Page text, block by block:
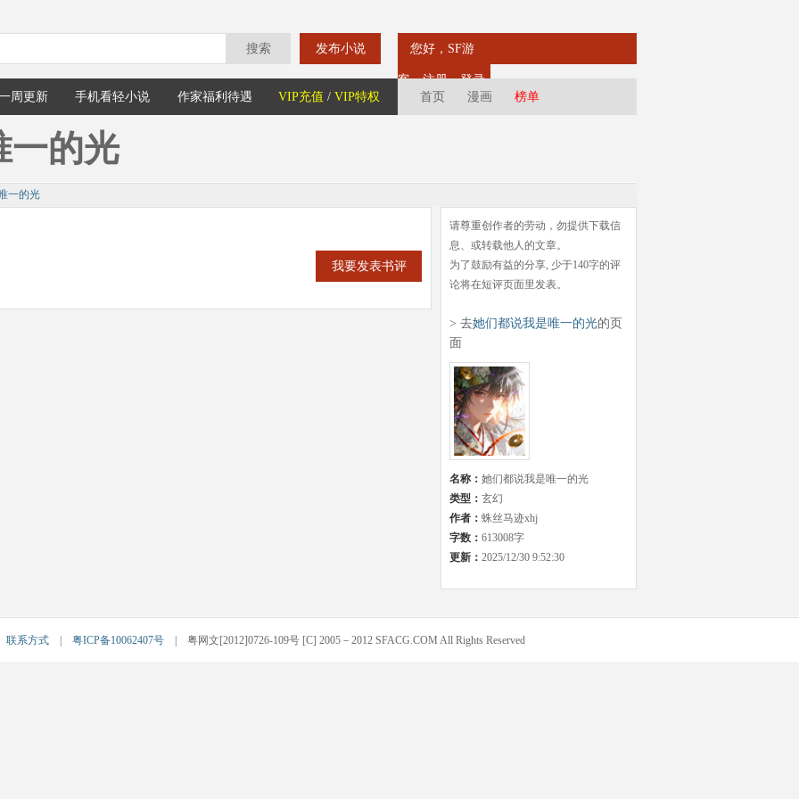
搜索 发布小说 您好，SF游
客注册
登录
周更新 手机看轻小说 作家福利待遇 VIP充值 / VIP特权 首页 漫画 榜单
一的光
一的光
我要发表书评
请尊重创作者的劳动，勿提供下载信
息、或转载他人的文章。
为了鼓励有益的分享, 少于140字的评
论将在短评页面里发表。
> 去她们都说我是唯一的光的页
面
名称： 她们都说我是唯一的光
类型： 玄幻
作者： 蛛丝马迹xhj
字数： 613008字
更新： 2025/12/30 9:52:30
联系方式 粤ICP备10062407号 | 粤网文[2012]0726-109号 [C] 2005－2012 SFACG.COM All Rights Reserved